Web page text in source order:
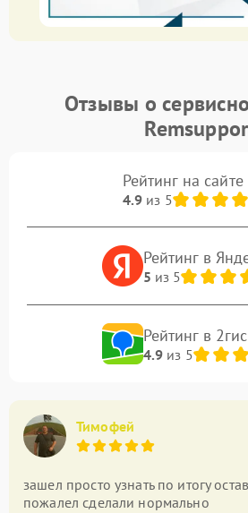
Отзывы о
Рейтинг на сайте
4.9из 5
Рейтинг в
5 из 5
Рейтинг в 2гис
4.9из 5
Тимофей
зашел просто узнать по итогу
пожалел сделали нормально